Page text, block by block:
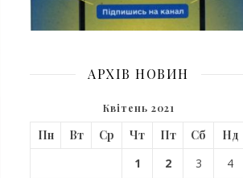
АРХІВ НОВИН
Квітень 2021
Пн Вт Ср Чт Пт Сб
Нд
1
2 3
4